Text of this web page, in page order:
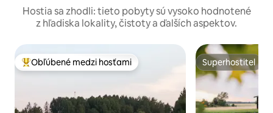
Hostia sa zhodli: tieto pobyty sú vysoko hodnotené
z hľadiska lokality, čistoty a ďalších aspektov.
Najobľúbenejšie medzi hosťami
Obľúbené medzi hosťami Superhostiteľ
Superhostiteľ